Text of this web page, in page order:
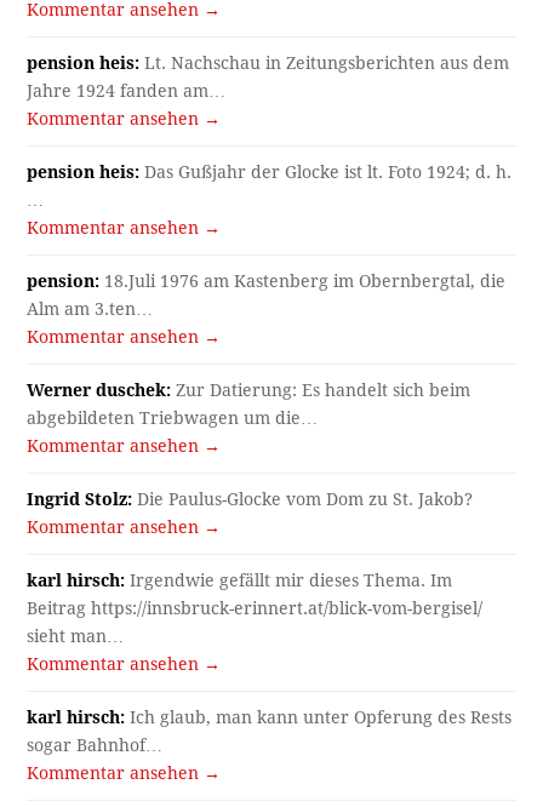
Kommentar ansehen →
pension heis: Lt. Nachschau in Zeitungsberichten aus dem
Jahre 1924 fanden am…
Kommentar ansehen →
pension heis: Das Gußjahr der Glocke ist lt. Foto 1924; d. h.
Kommentar ansehen →
pension: 18.Juli 1976 am Kastenberg im Obernbergtal, die
Alm am 3.ten…
Kommentar ansehen →
Werner duschek: Zur Datierung: Es handelt sich beim
abgebildeten Triebwagen um die…
Kommentar ansehen →
Ingrid Stolz: Die Paulus-Glocke vom Dom zu St. Jakob?
Kommentar ansehen →
karl hirsch: Irgendwie gefällt mir dieses Thema. Im
Beitrag https://innsbruck-erinnert.at/blick-vom-bergisel/
sieht man…
Kommentar ansehen →
karl hirsch: Ich glaub, man kann unter Opferung des Rests
sogar Bahnhof…
Kommentar ansehen →